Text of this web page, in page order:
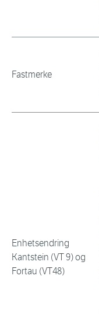
Fastmerke
Enhetsendring
Kantstein (VT 9) og
Fortau (VT48)